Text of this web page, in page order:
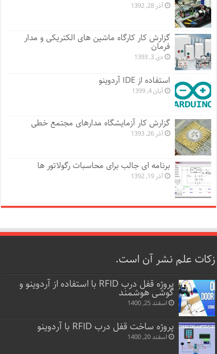
آذر 28, 1392
گزارش کار کارگاه ماشین های الکتریکی و مدار
فرمان
دی 3, 1393
استفاده از IDE آردوینو
آبان 4, 1399
گزارش کار آزمایشگاه مدارهای مجتمع خطی
آذر 26, 1393
برنامه ای جالب برای محاسبات رگولاتور ها
آذر 19, 1392
زکات علم نشر آن است.
پروژه قفل‌ درب RFID با استفاده از آردوینو و
گوشی هوشمند
اسفند 25, 1400
پروژه ساخت قفل‌ درب RFID با آردوینو
اسفند 20, 1400